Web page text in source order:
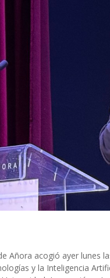
Añora acogió ayer lunes
y la Inteligencia